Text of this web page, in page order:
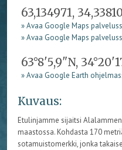
63,134971,
» Avaa Google Maps
» Avaa Google Maps
63°8'5,9"N,
» Avaa Google Earth
Kuvaus:
Etulinjamme sijaitsi
maastossa. Kohdasta 170
sotamuistomerkki, jonka